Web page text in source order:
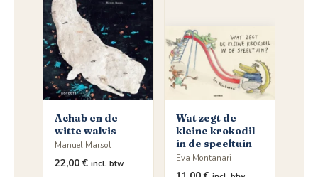
Achab en de
witte walvis
Manuel Marsol
22,00€ incl. btw
Wat zegt de
kleine krokodil
in de speeltuin
Eva Montanari